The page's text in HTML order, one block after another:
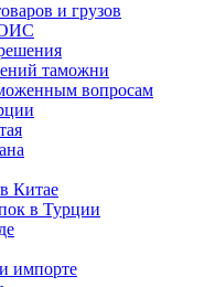
и грузов
таможни
вопросам
Китае
в Турции
импорте